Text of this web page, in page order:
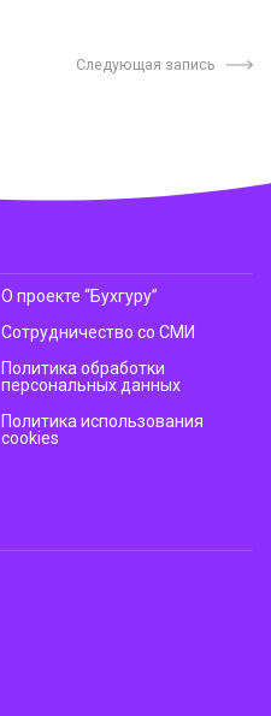
Следующая запись
О проекте “Бухгуру”
Сотрудничество со СМИ
Политика обработки
персональных данных
Политика использования
cookies